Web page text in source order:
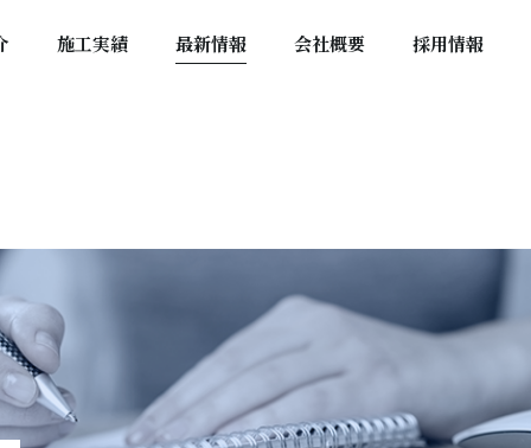
施工実績 最新情報 会社概要 採用情報